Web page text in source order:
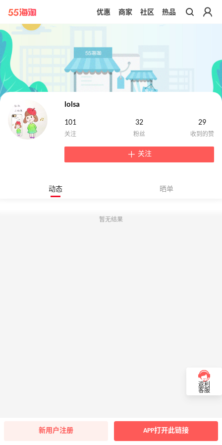
带你去官网买正品
优惠 商家 社区 热品
lolsa
101 32 29
关注
动态 晒单
暂无结果
返利
客服
新用户注册 APP打开此链接